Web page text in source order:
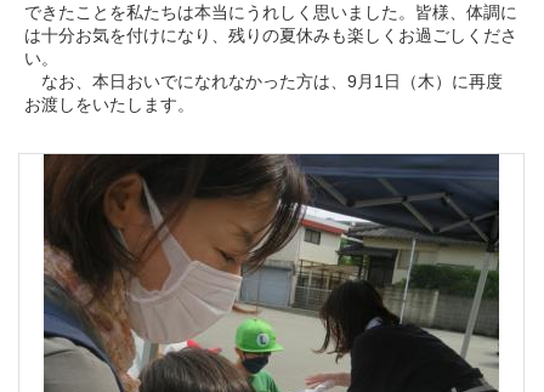
できたことを私たちは本当にうれしく思いました。皆様、体調に
は十分お気を付けになり、残りの夏休みも楽しくお過ごしくださ
い。
なお、本日おいでになれなかった方は、9月1日（木）に再度
お渡しをいたします。